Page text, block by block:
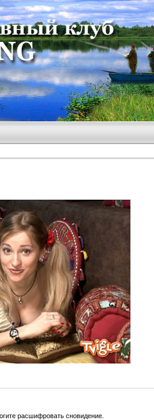
расшифровать сновидение.